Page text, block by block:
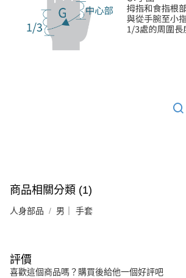
商品相關分類 (1)
人身部品 男｜ 手套
評價
喜歡這個商品嗎？購買後給他一個好評吧